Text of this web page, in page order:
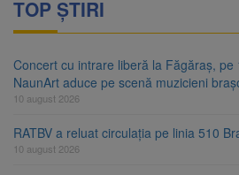
TOP ȘTIRI
Concert cu intrare liberă la Făgăraș, pe
NaunArt aduce pe scenă muzicieni
10 august 2026
RATBV a reluat circulația pe linia 510
10 august 2026